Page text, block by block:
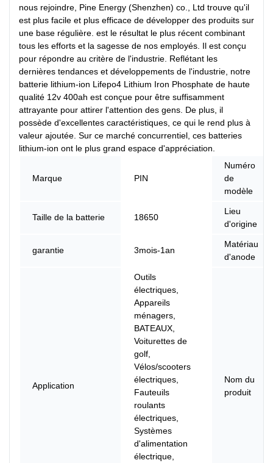
nous rejoindre, Pine Energy (Shenzhen) co., Ltd trouve qu'il
est plus facile et plus efficace de développer des produits sur
une base régulière. est le résultat le plus récent combinant
tous les efforts et la sagesse de nos employés. Il est conçu
pour répondre au critère de l'industrie. Reflétant les
dernières tendances et développements de l'industrie, notre
batterie lithium-ion Lifepo4 Lithium Iron Phosphate de haute
qualité 12v 400ah est conçue pour être suffisamment
attrayante pour attirer l'attention des gens. De plus, il
possède d'excellentes caractéristiques, ce qui le rend plus à
valeur ajoutée. Sur ce marché concurrentiel, ces batteries
lithium-ion ont le plus grand espace d'appréciation.
Marque PIN
Numéro
de
modèle
Taille de la batterie 18650
Lieu
d'origine
garantie 3mois-1an
Matériau
d'anode
Application
Outils
électriques,
Appareils
ménagers,
BATEAUX,
Voiturettes de
golf,
Vélos/scooters
électriques,
Fauteuils
roulants
électriques,
Systèmes
d'alimentation
électrique,
Nom du
produit